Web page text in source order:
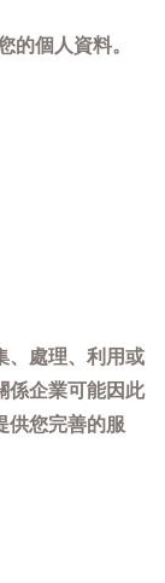
的個人資料。
、處理、利用或
係企業可能因此
供您完善的服